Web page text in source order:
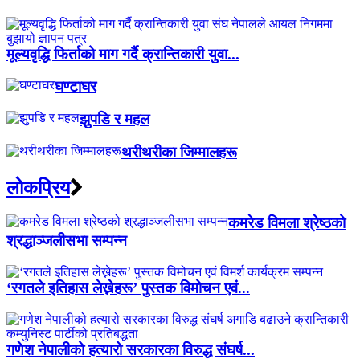
मूल्यवृद्धि फिर्ताको माग गर्दै क्रान्तिकारी युवा...
घण्टाघर
झुपडि र महल
थरीथरीका जिम्मालहरू
लाेकप्रिय
कमरेड विमला श्रेष्ठको
श्रद्धाञ्जलीसभा सम्पन्न
‘रगतले इतिहास लेख्नेहरू’ पुस्तक विमोचन एवं...
गणेश नेपालीको हत्यारो सरकारका विरुद्ध संघर्ष...